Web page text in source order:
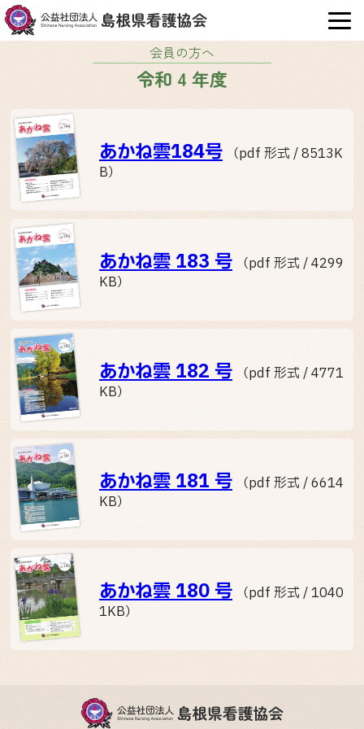
会員の方へ
令和 4 年度
あかね雲184号 （pdf 形式 / 8513K
B）
あかね雲 183 号 （pdf 形式 / 4299
KB）
あかね雲 182 号 （pdf 形式 / 4771
KB）
あかね雲 181 号 （pdf 形式 / 6614
KB）
あかね雲 180 号 （pdf 形式 / 1040
1KB）